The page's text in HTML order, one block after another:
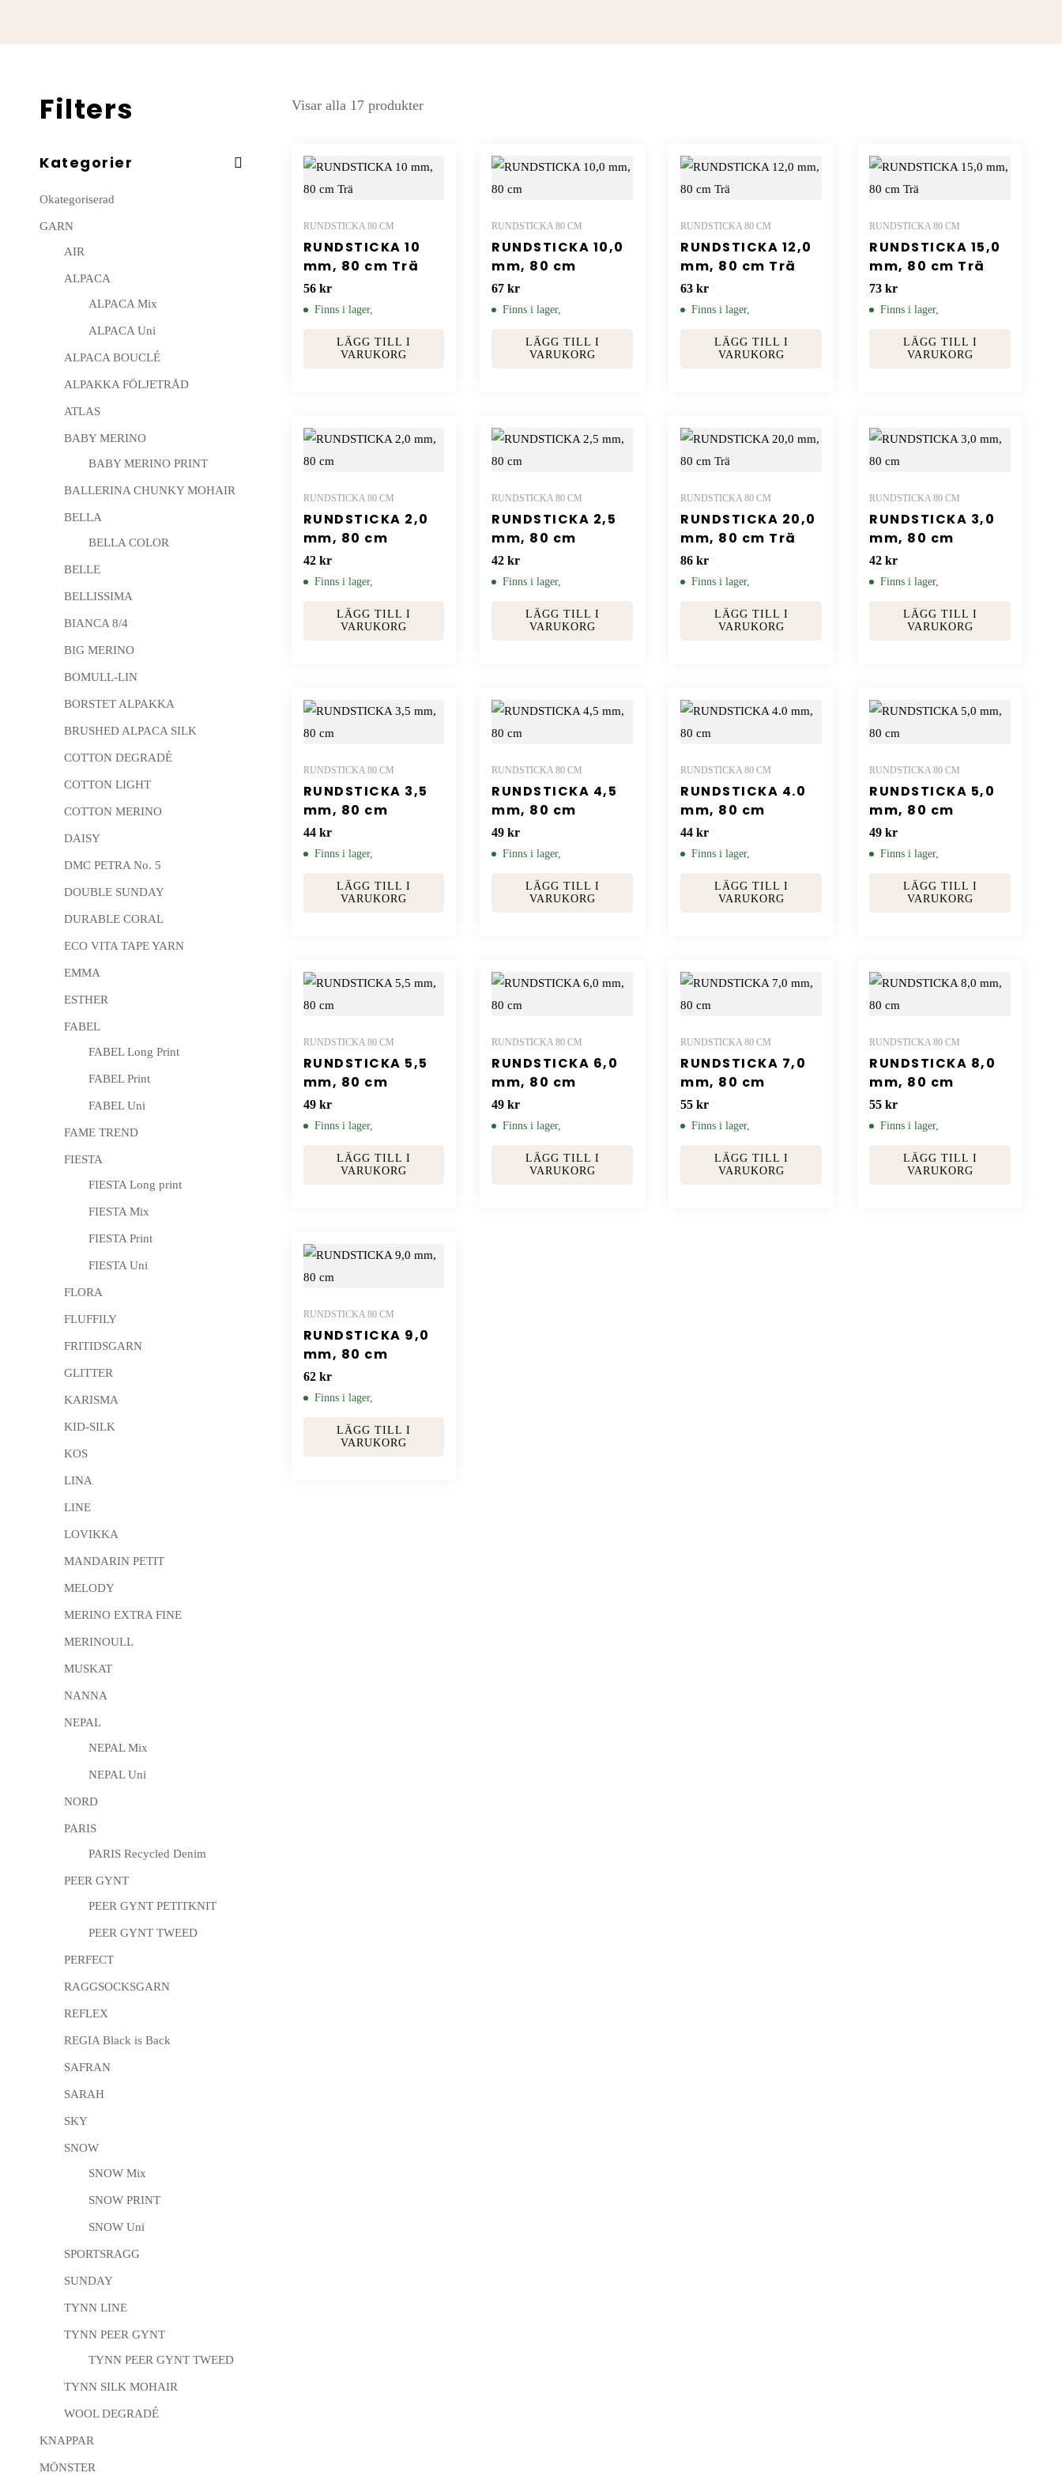
Filters
Kategorier
Okategoriserad
GARN
AIR
ALPACA
ALPACA Mix
ALPACA Uni
ALPACA BOUCLÉ
ALPAKKA FÖLJETRÅD
ATLAS
BABY MERINO
BABY MERINO PRINT
BALLERINA CHUNKY MOHAIR
BELLA
BELLA COLOR
BELLE
BELLISSIMA
BIANCA 8/4
BIG MERINO
BOMULL-LIN
BORSTET ALPAKKA
BRUSHED ALPACA SILK
COTTON DEGRADÉ
COTTON LIGHT
COTTON MERINO
DAISY
DMC PETRA No. 5
DOUBLE SUNDAY
DURABLE CORAL
ECO VITA TAPE YARN
EMMA
ESTHER
FABEL
FABEL Long Print
FABEL Print
FABEL Uni
FAME TREND
FIESTA
FIESTA Long print
FIESTA Mix
FIESTA Print
FIESTA Uni
FLORA
FLUFFILY
FRITIDSGARN
GLITTER
KARISMA
KID-SILK
KOS
LINA
LINE
LOVIKKA
MANDARIN PETIT
MELODY
MERINO EXTRA FINE
MERINOULL
MUSKAT
NANNA
NEPAL
NEPAL Mix
NEPAL Uni
NORD
PARIS
PARIS Recycled Denim
PEER GYNT
PEER GYNT PETITKNIT
PEER GYNT TWEED
PERFECT
RAGGSOCKSGARN
REFLEX
REGIA Black is Back
SAFRAN
SARAH
SKY
SNOW
SNOW Mix
SNOW PRINT
SNOW Uni
SPORTSRAGG
SUNDAY
TYNN LINE
TYNN PEER GYNT
TYNN PEER GYNT TWEED
TYNN SILK MOHAIR
WOOL DEGRADÉ
KNAPPAR
MÖNSTER
Visar alla 17 produkter
RUNDSTICKA 80 CM
RUNDSTICKA 10
mm, 80 cm Trä
56 kr
Finns i lager,
LÄGG TILL I
VARUKORG
RUNDSTICKA 80 CM
RUNDSTICKA 10,0
mm, 80 cm
67kr
Finns i lager,
LÄGG TILL I
VARUKORG
RUNDSTICKA 80 CM
RUNDSTICKA 12,0
mm, 80 cm Trä
63kr
Finns i lager,
LÄGG TILL I
VARUKORG
RUNDSTICKA 80 CM
RUNDSTICKA 15,0
mm, 80 cm Trä
73kr
Finns i lager,
LÄGG TILL I
VARUKORG
RUNDSTICKA 80 CM
RUNDSTICKA 2,0
mm, 80 cm
42 kr
Finns i lager,
LÄGG TILL I
VARUKORG
RUNDSTICKA 80 CM
RUNDSTICKA 2,5
mm, 80 cm
42kr
Finns i lager,
LÄGG TILL I
VARUKORG
RUNDSTICKA 80 CM
RUNDSTICKA 20,0
mm, 80 cm Trä
86kr
Finns i lager,
LÄGG TILL I
VARUKORG
RUNDSTICKA 80 CM
RUNDSTICKA 3,0
mm, 80 cm
42kr
Finns i lager,
LÄGG TILL I
VARUKORG
RUNDSTICKA 80 CM
RUNDSTICKA 3,5
mm, 80 cm
44 kr
Finns i lager,
LÄGG TILL I
VARUKORG
RUNDSTICKA 80 CM
RUNDSTICKA 4,5
mm, 80 cm
49kr
Finns i lager,
LÄGG TILL I
VARUKORG
RUNDSTICKA 80 CM
RUNDSTICKA 4.0
mm, 80 cm
44kr
Finns i lager,
LÄGG TILL I
VARUKORG
RUNDSTICKA 80 CM
RUNDSTICKA 5,0
mm, 80 cm
49kr
Finns i lager,
LÄGG TILL I
VARUKORG
RUNDSTICKA 80 CM
RUNDSTICKA 5,5
mm, 80 cm
49 kr
Finns i lager,
LÄGG TILL I
VARUKORG
RUNDSTICKA 80 CM
RUNDSTICKA 6,0
mm, 80 cm
49kr
Finns i lager,
LÄGG TILL I
VARUKORG
RUNDSTICKA 80 CM
RUNDSTICKA 7,0
mm, 80 cm
55kr
Finns i lager,
LÄGG TILL I
VARUKORG
RUNDSTICKA 80 CM
RUNDSTICKA 8,0
mm, 80 cm
55kr
Finns i lager,
LÄGG TILL I
VARUKORG
RUNDSTICKA 80 CM
RUNDSTICKA 9,0
mm, 80 cm
62 kr
Finns i lager,
LÄGG TILL I
VARUKORG